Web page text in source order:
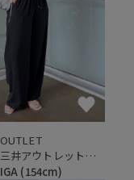
OUTLET
三井アウトレットパーク 入間
IGA (154cm)